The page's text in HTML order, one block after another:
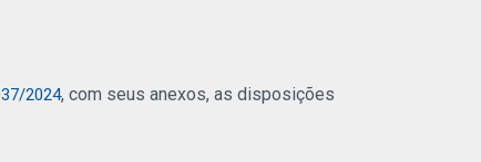
2024, com seus anexos, as disposições